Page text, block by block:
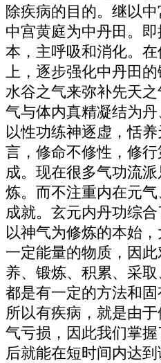
除疾病的目的。继以中
中宫黄庭为中丹田。
本，主呼吸和消化。
上，逐步强化中丹田
水谷之气来弥补先天
气与体内真精凝结为
以性功练神逐虚，恬
言，修命不修性，修
成。现在很多气功流
炼。而不注重内在元
成就。玄元内丹功综合
以神气为修炼的本始
一定能量的物质，因
养、锻炼、积累、采取
都是有一定的方法和
所以有疾病，就是由
气亏损，因此我们掌
后就能在短时间内达